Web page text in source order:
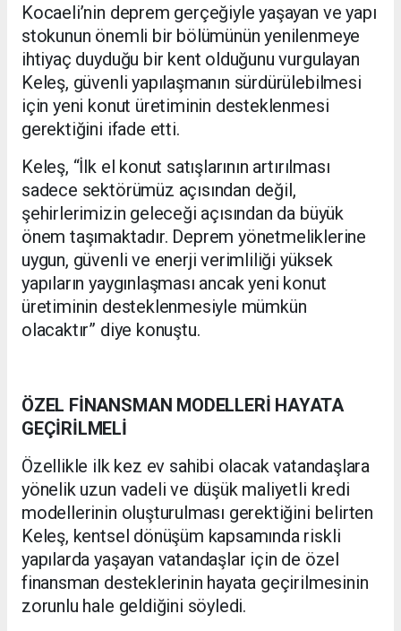
Kocaeli’nin deprem gerçeğiyle yaşayan ve yapı
stokunun önemli bir bölümünün yenilenmeye
ihtiyaç duyduğu bir kent olduğunu vurgulayan
Keleş, güvenli yapılaşmanın sürdürülebilmesi
için yeni konut üretiminin desteklenmesi
gerektiğini ifade etti.
Keleş, “İlk el konut satışlarının artırılması
sadece sektörümüz açısından değil,
şehirlerimizin geleceği açısından da büyük
önem taşımaktadır. Deprem yönetmeliklerine
uygun, güvenli ve enerji verimliliği yüksek
yapıların yaygınlaşması ancak yeni konut
üretiminin desteklenmesiyle mümkün
olacaktır” diye konuştu.
ÖZEL FİNANSMAN MODELLERİ HAYATA
GEÇİRİLMELİ
Özellikle ilk kez ev sahibi olacak vatandaşlara
yönelik uzun vadeli ve düşük maliyetli kredi
modellerinin oluşturulması gerektiğini belirten
Keleş, kentsel dönüşüm kapsamında riskli
yapılarda yaşayan vatandaşlar için de özel
finansman desteklerinin hayata geçirilmesinin
zorunlu hale geldiğini söyledi.